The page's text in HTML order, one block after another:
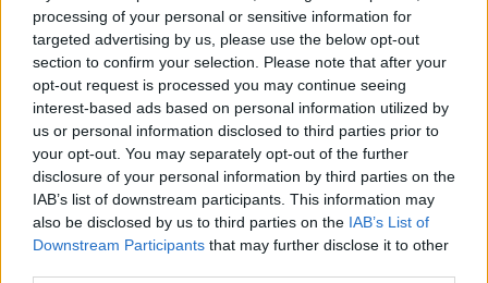
processing of your personal or sensitive information for
targeted advertising by us, please use the below opt-out
section to confirm your selection. Please note that after your
opt-out request is processed you may continue seeing
interest-based ads based on personal information utilized by
us or personal information disclosed to third parties prior to
your opt-out. You may separately opt-out of the further
disclosure of your personal information by third parties on the
IAB’s list of downstream participants. This information may
also be disclosed by us to third parties on the IAB’s List of
Downstream Participants that may further disclose it to other
Mafia de la Voluntari
împotriva USR-PLUS.
Pandele a încercat să
scoată Alianța de pe
buletinul de vot